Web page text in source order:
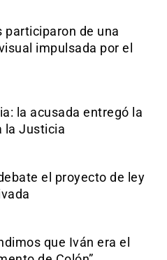
participaron de una
impulsada por el
la acusada entregó la
la Justicia
el proyecto de ley
que Iván era el